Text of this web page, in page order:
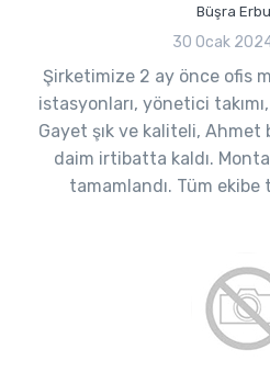
Büşra
30 Ocak
Şirketimize 2 ay önce ofis
istasyonları, yönetici
Gayet şık ve kaliteli,
daim irtibatta kaldı.
tamamlandı. Tüm